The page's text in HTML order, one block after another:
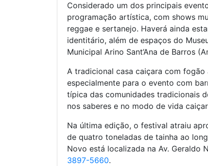
Considerado um dos principais
programação artística, com shows
reggae e sertanejo. Haverá ainda
identitário, além de espaços do
Municipal Arino Sant’Ana de Barros
A tradicional casa caiçara com
especialmente para o evento com
típica das comunidades tradicionais
nos saberes e no modo de vida
Na última edição, o festival atraiu
de quatro toneladas de tainha ao
Novo está localizada na Av. Geraldo
3897-5660.